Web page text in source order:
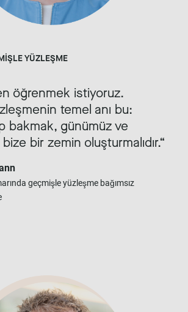
YÜZLEŞME
öğrenmek istiyoruz.
temel anı bu:
bakmak, günümüz ve
bir zemin oluşturmalıdır.
geçmişle yüzleşme bağımsız